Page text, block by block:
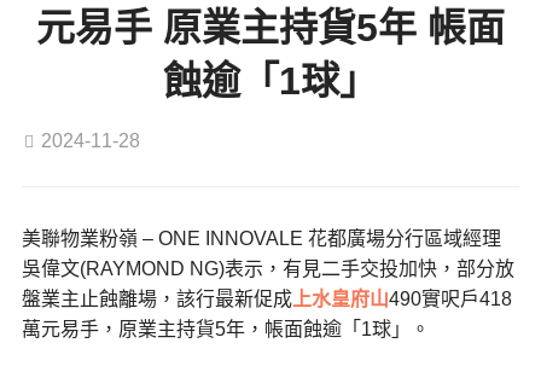
元易手 原業主持貨5年 帳面
蝕逾「1球」
2024-11-28
美聯物業粉嶺 – ONE INNOVALE 花都廣場分行區域經理
吳偉文(RAYMOND NG)表示，有見二手交投加快，部分放
盤業主止蝕離場，該行最新促成上水皇府山490實呎戶418
萬元易手，原業主持貨5年，帳面蝕逾「1球」。